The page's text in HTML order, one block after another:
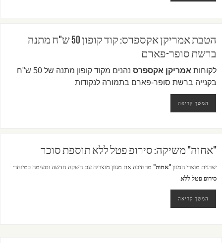
הטבת אמריקן אקספרס: קוד קופון 50 ש"ח מתנה
ברשת סופר-פארם
לקוחות אמריקן אקספרס
נהנים מקוד קופון מתנה של 50 ש"ח
בקנייה ברשת סופר-פארם בתמורה לנקודות
המשך קריאה
"אחוה" משיקה: סירופ פטל ללא תוספת סוכר
יצרנית מוצרי המזון"אחוה" מרחיבה את מגוון מוצריה עם השקה חדשה וטעימה במיוחד:
סירופ פטל ללא
המשך קריאה